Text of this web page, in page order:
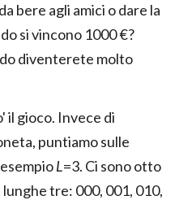
bere agli amici o dare la
si vincono 1000 €?
diventerete molto
il gioco. Invece di
puntiamo sulle
L=3. Ci sono otto
tre: 000, 001, 010,